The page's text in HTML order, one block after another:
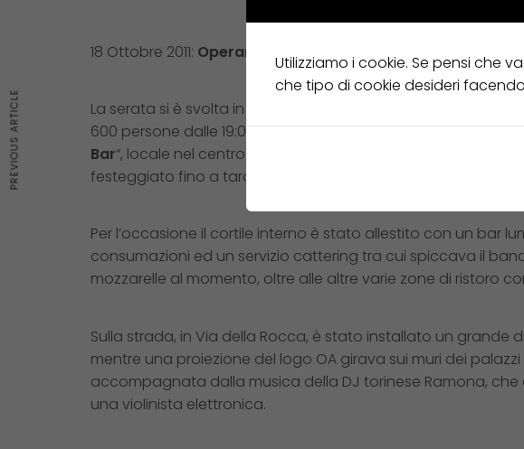
18 Ottobre 2011: Operart Anniversary Party 10th
La serata si è svolta in occasione del 10° compleanno di
600 persone dalle 19:00 alle 23:30, successivamente la
Bar“, locale nel centro di Torino recentemente arredato da
festeggiato fino a tarda notte.
Per l’occasione il cortile interno è stato allestito con un bar
consumazioni ed un servizio cattering tra cui spiccava il
mozzarelle al momento, oltre alle altre varie zone di ristoro
Sulla strada, in Via della Rocca, è stato installato un grande
mentre una proiezione del logo OA girava sui muri dei
accompagnata dalla musica della DJ torinese Ramona,
una violinista elettronica.
PREVIOUS ARTICLE
Utilizziamo i cookie. Se pensi che
che tipo di cookie desideri